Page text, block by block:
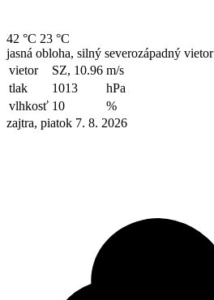
42 °C 23 °C
jasná obloha, silný severozápadný vietor
vietor
SZ, 10.96 m/s
tlak
1013
hPa
vlhkosť 10
%
zajtra, piatok 7. 8. 2026